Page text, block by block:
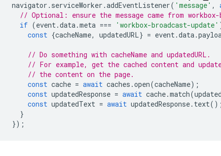
navigator . serviceWorker .addEventListener( 'message' ,
// Optional: ensure the message came from workbox-
if (event.data.meta === 'workbox-broadcast-update'
const {cacheName, updatedURL} = event.data.
// Do something with cacheName and updatedURL.
// For example, get the cached content and
// the content on the page.
const cache = await caches .open(cacheName);
const updatedResponse = await cache.match(
const updatedText = await updatedResponse. text
}
});